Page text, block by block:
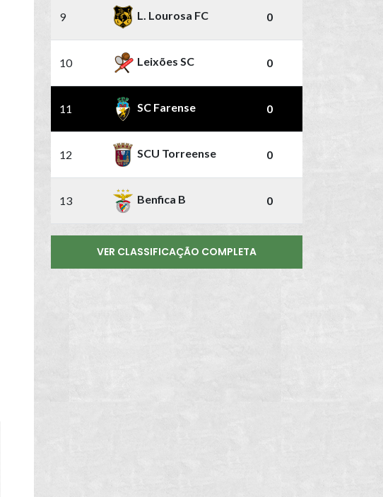
9 L. Lourosa FC 0
10 Leixões SC 0
11 SC Farense 0
12 SCU Torreense 0
13 Benfica B 0
VER CLASSIFICAÇÃO COMPLETA